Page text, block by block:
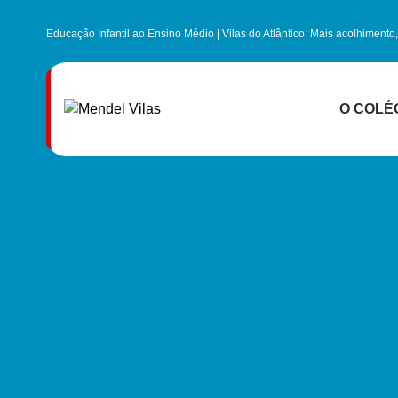
Educação Infantil ao Ensino Médio | Vilas do Atlântico: Mais
O